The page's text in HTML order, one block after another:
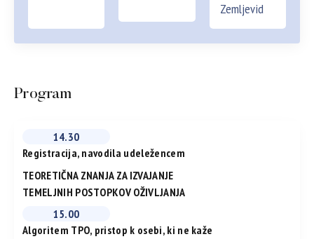
Zemljevid
Program
14.30
Registracija, navodila udeležencem
TEORETIČNA ZNANJA ZA IZVAJANJE
TEMELJNIH POSTOPKOV OŽIVLJANJA
15.00
Algoritem TPO, pristop k osebi, ki ne kaže